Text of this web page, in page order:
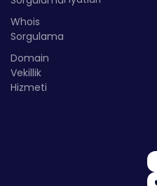
Whois
Sorgulama
Domain
Vekillik
Hizmeti